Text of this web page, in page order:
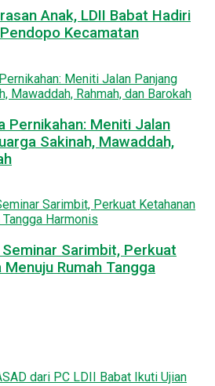
Anak, LDII Babat Hadiri
Kecamatan
Pernikahan: Meniti Jalan
Sakinah, Mawaddah,
Seminar Sarimbit, Perkuat
Rumah Tangga